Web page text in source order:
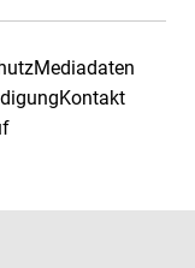
Mediadaten
Kontakt